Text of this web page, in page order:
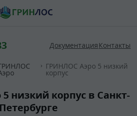
ДокументацияКонтакты
ГРИНЛОС Аэро 5 низкий
корпус
низкий корпус в Санкт-
Петербурге